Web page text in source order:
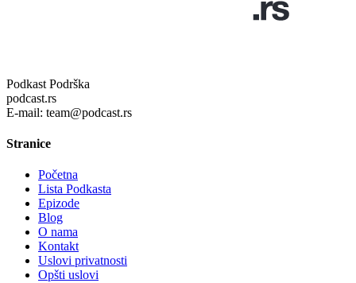
Podkast Podrška
podcast.rs
E-mail: team@podcast.rs
Stranice
Početna
Lista Podkasta
Epizode
Blog
O nama
Kontakt
Uslovi privatnosti
Opšti uslovi